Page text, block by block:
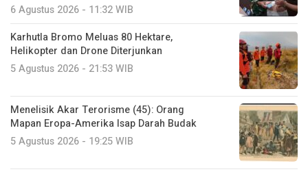
6 Agustus 2026 - 11:32 WIB
Karhutla Bromo Meluas 80 Hektare,
Helikopter dan Drone Diterjunkan
5 Agustus 2026 - 21:53 WIB
Menelisik Akar Terorisme (45): Orang
Mapan Eropa-Amerika Isap Darah Budak
5 Agustus 2026 - 19:25 WIB